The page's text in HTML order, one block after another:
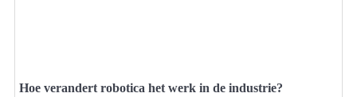
Hoe verandert robotica het werk in de industrie?